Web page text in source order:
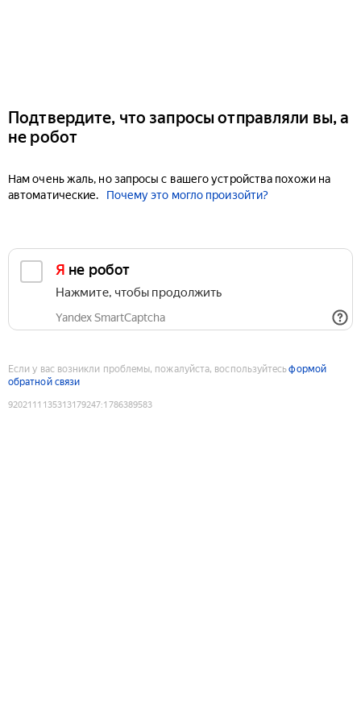
Подтвердите, что запросы отправляли вы, а
не робот
Нам очень жаль, но запросы с вашего устройства похожи на
автоматические.
Почему это могло произойти?
Я не робот
Нажмите, чтобы продолжить
Yandex SmartCaptcha
Если у вас возникли проблемы, пожалуйста, воспользуйтесьформой
обратной связи
9202111135313179247:1786389583